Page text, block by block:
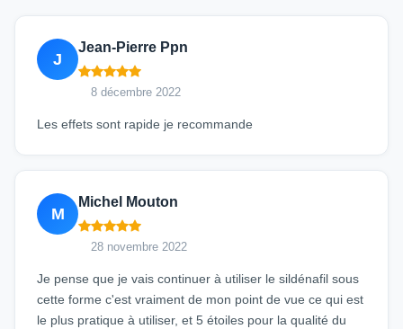
J
Jean-Pierre Ppn
8 décembre 2022
Les effets sont rapide je recommande
M
Michel Mouton
28 novembre 2022
Je pense que je vais continuer à utiliser le sildénafil sous
cette forme c'est vraiment de mon point de vue ce qui est
le plus pratique à utiliser, et 5 étoiles pour la qualité du